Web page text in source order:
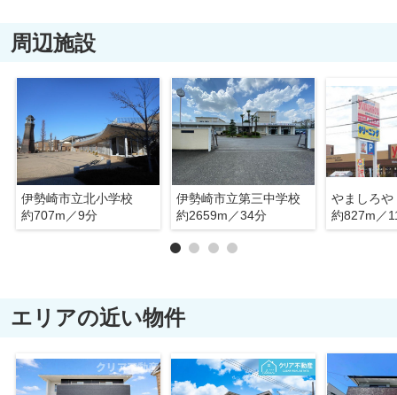
周辺施設
伊勢崎市立北小学校
約707m／9分
伊勢崎市立第三中学校
約2659m／34分
やましろや
約827m／
エリアの近い物件